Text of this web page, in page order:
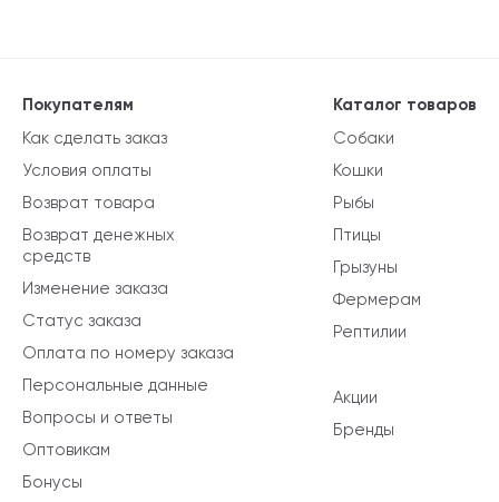
Каталог товаров
Собаки
Кошки
Рыбы
Птицы
Грызуны
Фермерам
Рептилии
Акции
Бренды
Покупателям
Как сделать заказ
Условия оплаты
Возврат товара
Возврат денежных
средств
Изменение заказа
Статус заказа
Оплата по номеру заказа
Персональные данные
Вопросы и ответы
Оптовикам
Бонусы